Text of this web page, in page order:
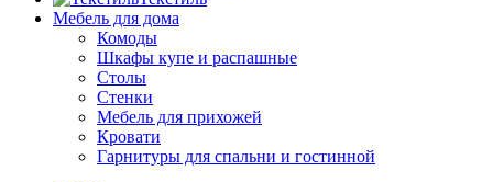
Мебель для дома
Комоды
Шкафы купе и распашные
Столы
Стенки
Мебель для прихожей
Кровати
Гарнитуры для спальни и гостинной